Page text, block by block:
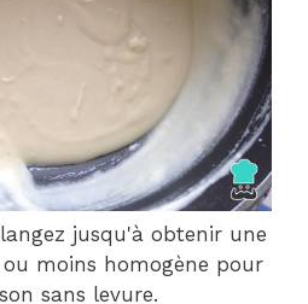
jusqu'à obtenir une
moins homogène pour
sans levure.